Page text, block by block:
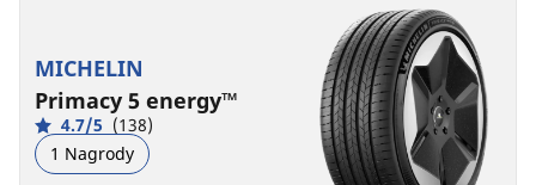
MICHELIN
Primacy 5 energy™
4.7/5 (138)
1 Nagrody